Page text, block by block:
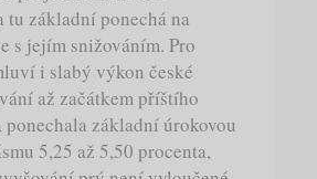
tu základní ponechá na
s jejím snižováním. Pro
i slabý výkon české
až začátkem příštího
základní úrokovou
5,25 až 5,50 procenta,